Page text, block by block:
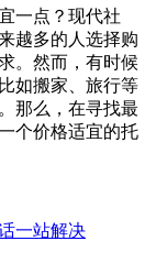
一点？现代社
越多的人选择购
。然而，有时候
如搬家、旅行等
那么，在寻找最
个价格适宜的托